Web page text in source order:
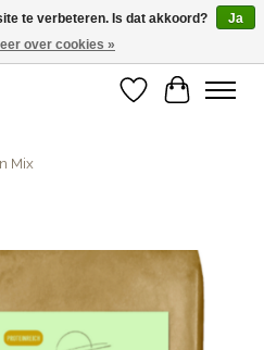
pick-up
Verlanglijst
Mix
slideshow Items
te verbeteren. Is dat akkoord?
Ja
over cookies »